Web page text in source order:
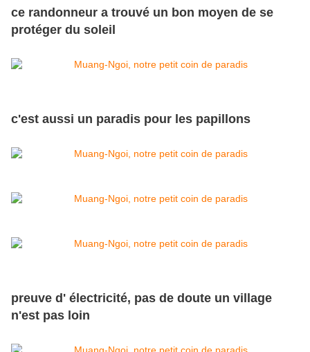
ce randonneur a trouvé un bon moyen de se
protéger du soleil
c'est aussi un paradis pour les papillons
preuve d' électricité, pas de doute un village
n'est pas loin